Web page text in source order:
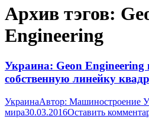
Архив тэгов:
Engineering
Украина: Geon
собственную линейку
УкраинаАвтор: Машиностроение
мира30.03.2016Оставить